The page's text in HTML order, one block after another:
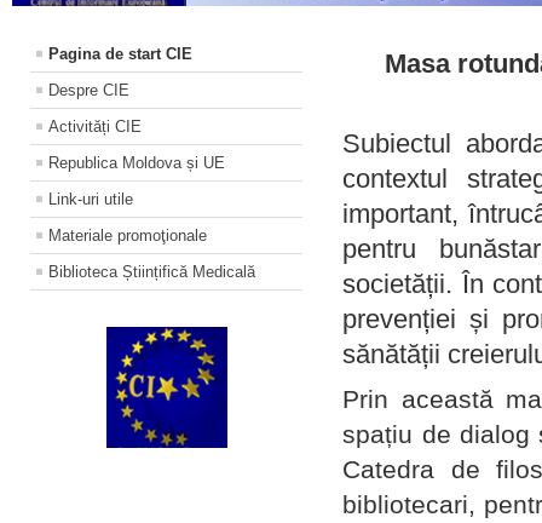
Pagina de start CIE
Despre CIE
Activități CIE
Republica Moldova și UE
Link-uri utile
Materiale promoţionale
Biblioteca Științifică Medicală
Masa
Subiectul
contextul
important,
pentru
societății. În
prevenției și
sănătății
Prin această
spațiu de dialog
Catedra de
bibliotecari,